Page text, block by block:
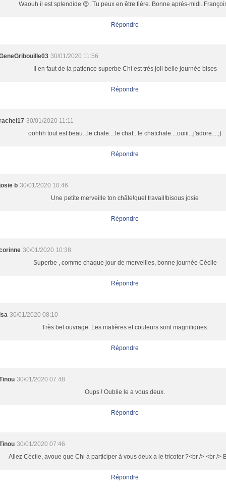
Waouh il est splendide 😍. Tu peux en être fière. Bonne après-midi.
Répondre
30/01/2020 11:56
Il en faut de la patience superbe Chi est très joli belle journée bises
Répondre
30/01/2020 11:11
oohhh tout est beau...le chale....le chat...le chatchale....ouiii...j'adore....;)
Répondre
b 30/01/2020 10:46
Une petite merveille ton châle!quel travail!bisous josie
Répondre
30/01/2020 10:38
Superbe , comme chaque jour de merveilles, bonne journée Cécile
Répondre
30/01/2020 08:10
Très bel ouvrage. Les matières et couleurs sont magnifiques.
Répondre
30/01/2020 07:48
Oups ! Oublie le a vous deux.
Répondre
30/01/2020 07:46
Allez Cécile, avoue que Chi à participer à vous deux a le tricoter ?<br /> <br />
Répondre